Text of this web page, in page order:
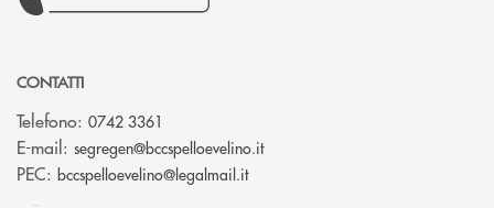
CONTATTI
Telefono: 0742 3361
E-mail: segregen@bccspelloevelino.it(si apre l’app di posta
PEC: bccspelloevelino@legalmail.it(si apre l’app di posta